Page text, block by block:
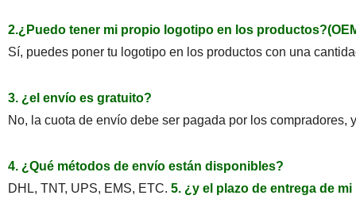
2.¿Puedo tener mi propio logotipo en los
Sí, puedes poner tu logotipo en los productos con una
3. ¿el envío es gratuito?
No, la cuota de envío debe ser pagada por los
4. ¿Qué métodos de envío están disponibles?
DHL, TNT, UPS, EMS, ETC. 5. ¿y el plazo de entrega de